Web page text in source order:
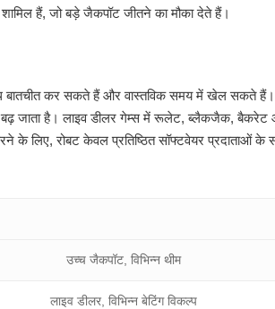
हैं, जो बड़े जैकपॉट जीतने का मौका देते हैं।
बातचीत कर सकते हैं और वास्तविक समय में खेल सकते
बढ़ जाता है। लाइव डीलर गेम्स में रूलेट, ब्लैकजैक, बैकरेट
के लिए, रोबट केवल प्रतिष्ठित सॉफ्टवेयर प्रदाताओं के
उच्च जैकपॉट, विभिन्न थीम
लाइव डीलर, विभिन्न बेटिंग विकल्प